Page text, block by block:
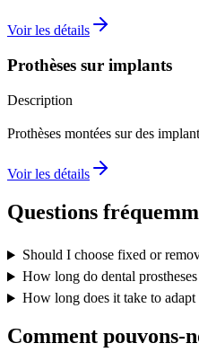
Voir les détails
Prothèses sur implants
Description
Prothèses montées sur des
Voir les détails
Questions
Should I choose fixed or
How long do dental prostheses
How long does it take to adapt
Comment pouvons-